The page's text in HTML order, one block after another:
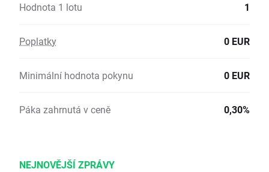
Hodnota 1 lotu 1
Poplatky 0 EUR
Minimální hodnota pokynu 0 EUR
Páka zahrnutá v ceně 0,30%
NEJNOVĚJŠÍ ZPRÁVY